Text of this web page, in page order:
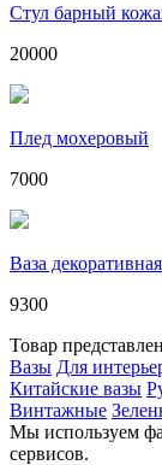
Стул барный
20000
Плед мохеровый
7000
Ваза
9300
Товар
Вазы Для
Китайские вазы
Винтажные
Мы используем
сервисов.